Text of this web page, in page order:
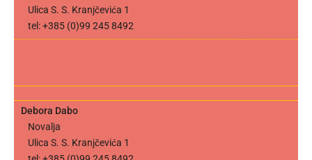
Ulica S. S. Kranjčevića 1
tel: +385 (0)99 245 8492
Debora Dabo
Novalja
Ulica S. S. Kranjčevića 1